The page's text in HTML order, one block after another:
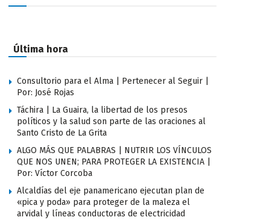
Última hora
Consultorio para el Alma | Pertenecer al Seguir |
Por: José Rojas
Táchira | La Guaira, la libertad de los presos
políticos y la salud son parte de las oraciones al
Santo Cristo de La Grita
ALGO MÁS QUE PALABRAS | NUTRIR LOS VÍNCULOS
QUE NOS UNEN; PARA PROTEGER LA EXISTENCIA |
Por: Víctor Corcoba
Alcaldías del eje panamericano ejecutan plan de
«pica y poda» para proteger de la maleza el
arvidal y líneas conductoras de electricidad